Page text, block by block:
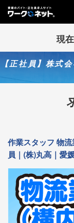
現
【正社員】株式
作業スタッフ 物
員｜(株)丸高｜愛